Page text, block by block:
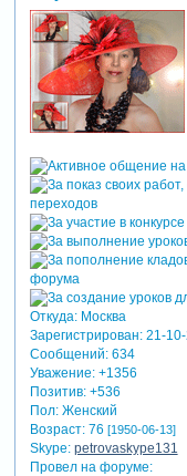
Откуда:Москва
Зарегистрирован: 21-
Сообщений:634
Уважение: +1356
Позитив: +536
Пол:Женский
Возраст:76 [1950-06-13]
Skype: petrovaskype131
Провел на форуме: